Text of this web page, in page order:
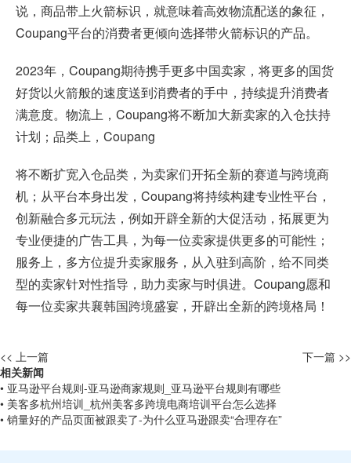
说，商品带上火箭标识，就意味着高效物流配送的象征，
Coupang平台的消费者更倾向选择带火箭标识的产品。
2023年，Coupang期待携手更多中国卖家，将更多的国货
好货以火箭般的速度送到消费者的手中，持续提升消费者
满意度。物流上，Coupang将不断加大新卖家的入仓扶持
计划；品类上，Coupang
将不断扩宽入仓品类，为卖家们开拓全新的赛道与跨境商
机；从平台本身出发，Coupang将持续构建专业性平台，
创新融合多元玩法，例如开辟全新的大促活动，拓展更为
专业便捷的广告工具，为每一位卖家提供更多的可能性；
服务上，多方位提升卖家服务，从入驻到高阶，给不同类
型的卖家针对性指导，助力卖家与时俱进。Coupang愿和
每一位卖家共襄韩国跨境盛宴，开辟出全新的跨境格局！
<< 上一篇
下一篇 >>
相关新闻
• 亚马逊平台规则-亚马逊商家规则_亚马逊平台规则有哪些
• 美客多杭州培训_杭州美客多跨境电商培训平台怎么选择
• 销量好的产品页面被跟卖了-为什么亚马逊跟卖“合理存在”